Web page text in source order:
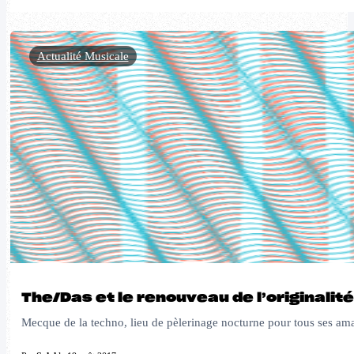
The/Das et le renouveau de
Mecque de la techno, lieu de pèlerinage nocturne pour tous ses
Actualité Musicale